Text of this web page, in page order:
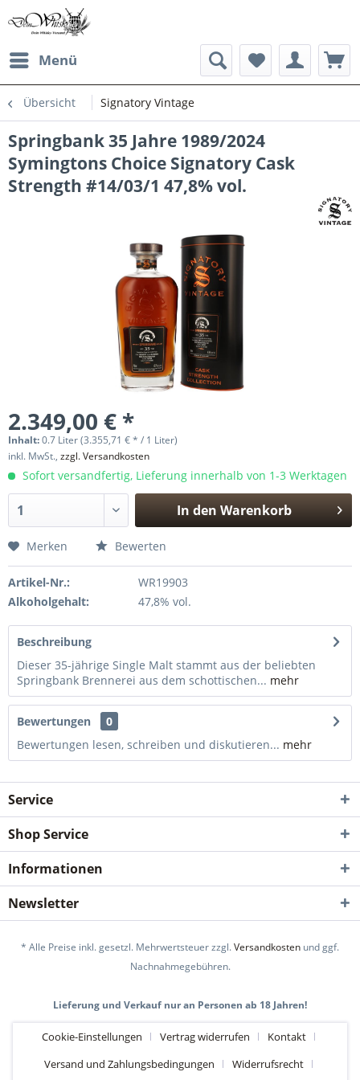
Menü
Übersicht Signatory Vintage
Springbank 35 Jahre 1989/2024
Symingtons Choice Signatory Cask
Strength #14/03/1 47,8% vol.
2.349,00 € *
Inhalt:0.7 Liter (3.355,71 € * / 1 Liter)
inkl. MwSt., zzgl. Versandkosten
Sofort versandfertig, Lieferung innerhalb von 1-3 Werktagen
In den Warenkorb
Merken Bewerten
Artikel-Nr.:
WR19903
Alkoholgehalt:
47,8% vol.
Beschreibung
Dieser 35-jährige Single Malt stammt aus der beliebten
Springbank Brennerei aus dem schottischen... mehr
Bewertungen
0
Bewertungen lesen, schreiben und diskutieren... mehr
Service
Shop Service
Informationen
Newsletter
* Alle Preise inkl. gesetzl. Mehrwertsteuer zzgl.Versandkosten und ggf.
Nachnahmegebühren.
Lieferung und Verkauf nur an Personen ab 18 Jahren!
Cookie-Einstellungen Vertrag widerrufen
Kontakt
Versand und Zahlungsbedingungen
Widerrufsrecht